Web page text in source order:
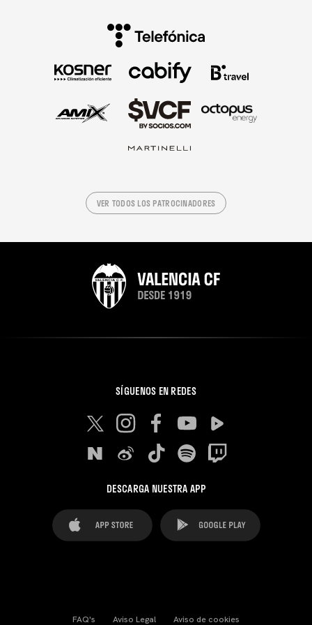
VER TODOS LOS PATROCINADORES
SÍGUENOS EN REDES
DESCARGA NUESTRA APP
FAQ's Aviso Legal Aviso de cookies